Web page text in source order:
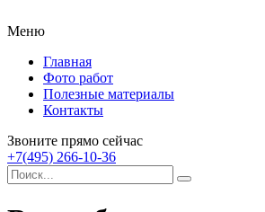
Меню
Главная
Фото работ
Полезные материалы
Контакты
Звоните прямо сейчас
+7(495) 266-10-36